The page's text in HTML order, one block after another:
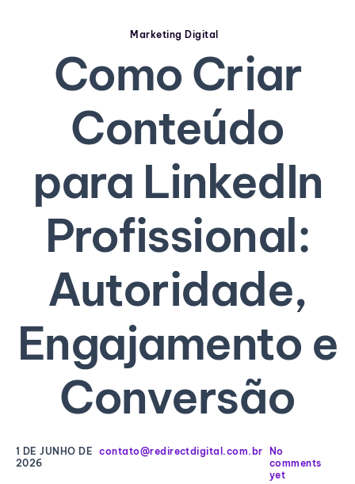
Marketing Digital
Como Criar
Conteúdo
para LinkedIn
Profissional:
Autoridade,
Engajamento e
Conversão
1 DE JUNHO DE
2026
contato@redirectdigital.com.br
No
comments
yet